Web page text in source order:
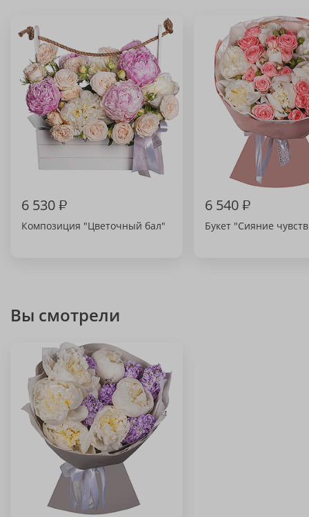
6 530₽
Композиция "Цветочный бал"
6 540₽
Букет "Сияние
Вы смотрели